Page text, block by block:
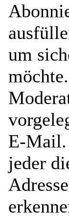
um
E-Mail.
jeder